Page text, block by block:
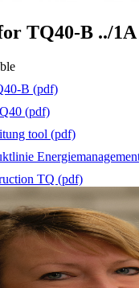
TQ40-B ../1A
B (pdf)
(pdf)
tool (pdf)
TQ (pdf)